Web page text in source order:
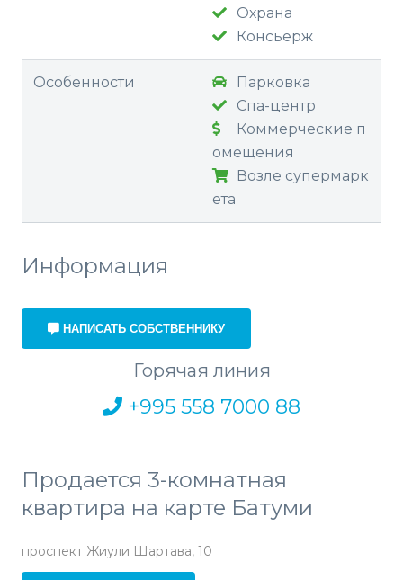
Охрана
Консьерж
Особенности
Парковка
Спа-центр
Коммерческие п
омещения
Возле супермарк
ета
Информация
НАПИСАТЬ СОБСТВЕННИКУ
Горячая линия
+995 558 7000 88
Продается 3-комнатная
квартира на карте Батуми
проспект Жиули Шартава, 10